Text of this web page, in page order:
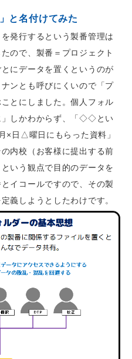
と名付けてみた
発行するという製番管理は
ので、製番＝プロジェクト
にデータを置くというのが
ンとも呼びにくいので「プ
とにしました。個人フォル
」しかわからず、「◇◇とい
×日△曜日にもらった資料」
内校（お客様に提出する前
いう観点で目的のデータを
イコールですので、その製
義しようとしたわけです。